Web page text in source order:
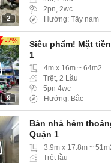
2
2pn, 2wc
Hướng: Tây nam
-2%
9
Siêu phẩm! Mặt
1
4m x 16m ~ 64m2
Trệt, 2 Lầu
5pn 4wc
Hướng: Bắc
Bán nhà hẻm
Quận 1
3.9m x 17.8m ~
Trệt lầu